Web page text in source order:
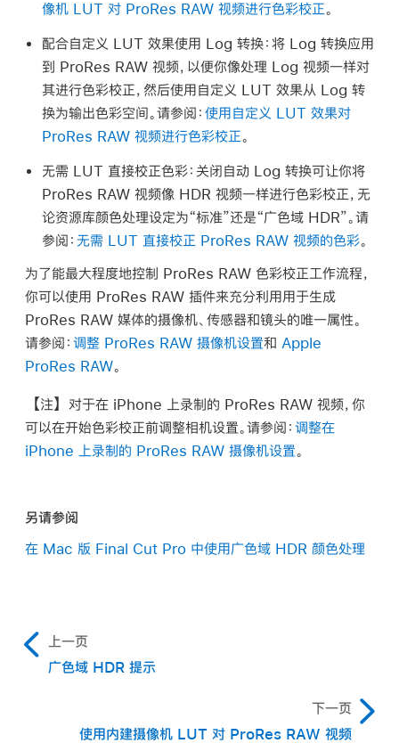
像机 LUT 对 ProRes RAW 视频进行色彩校正。
配合自定义 LUT 效果使用 Log 转换： 将 Log 转换应用
到 ProRes RAW视频，以便你像处理 Log 视频一样对
其进行色彩校正，然后使用自定义 LUT 效果从 Log 转
换为输出色彩空间。请参阅： 使用自定义 LUT 效果对
ProRes RAW 视频进行色彩校正。
无需 LUT 直接校正色彩： 关闭自动 Log 转换可让你将
ProRes RAW视频像 HDR 视频一样进行色彩校正，无
论资源库颜色处理设定为“标准”还是“广色域 HDR”。请
参阅： 无需 LUT 直接校正 ProRes RAW 视频的色彩。
为了能最大程度地控制 ProRes RAW 色彩校正工作流程，
你可以使用 ProRes RAW 插件来充分利用用于生成
ProRes RAW 媒体的摄像机、传感器和镜头的唯一属性。
请参阅： 调整 ProRes RAW 摄像机设置和 Apple
ProRes RAW。
【注】 对于在 iPhone 上录制的 ProRes RAW 视频，你
可以在开始色彩校正前调整相机设置。请参阅： 调整在
iPhone 上录制的 ProRes RAW 摄像机设置。
另请参阅
在 Mac 版 Final Cut Pro 中使用广色域 HDR 颜色处理
上一页
广色域 HDR 提示
下一页
使用内建摄像机 LUT 对 ProRes RAW 视频